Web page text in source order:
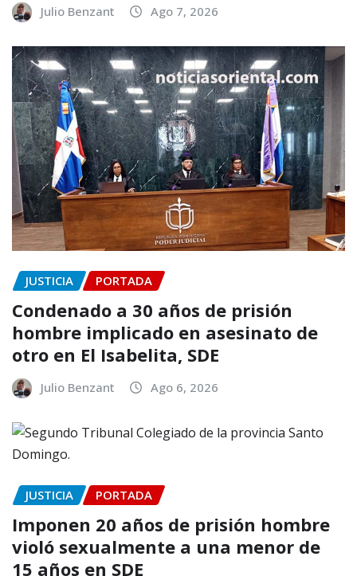
Julio Benzant Ago 7, 2026
JUSTICIA PORTADA
Condenado a 30 años de prisión
hombre implicado en asesinato de
otro en El Isabelita, SDE
Julio Benzant Ago 6, 2026
JUSTICIA PORTADA
Imponen 20 años de prisión hombre
violó sexualmente a una menor de
15 años en SDE